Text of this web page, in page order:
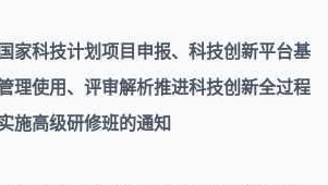
家科技计划项目申报、科技创新平台基
理使用、评审解析推进科技创新全过程
施高级研修班的通知